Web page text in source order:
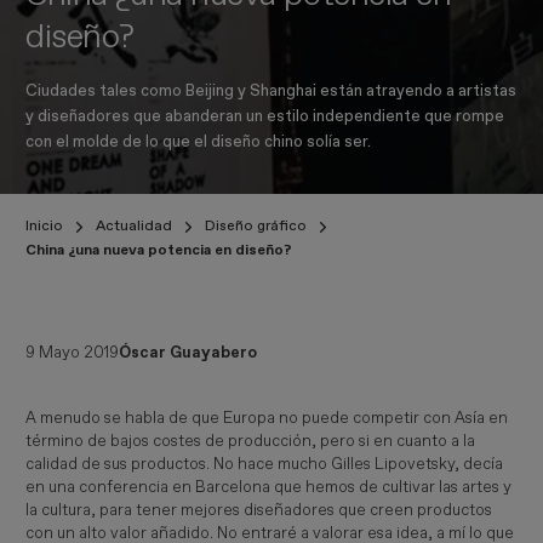
diseño?
Ciudades tales como Beijing y Shanghai están atrayendo a artistas
y diseñadores que abanderan un estilo independiente que rompe
con el molde de lo que el diseño chino solía ser.
Inicio Actualidad
Diseño gráfico
China ¿una nueva potencia en diseño?
9 Mayo 2019Óscar Guayabero
A menudo se habla de que Europa no puede competir con Asía en
término de bajos costes de producción, pero si en cuanto a la
calidad de sus productos. No hace mucho Gilles Lipovetsky, decía
en una conferencia en Barcelona que hemos de cultivar las artes y
la cultura, para tener mejores diseñadores que creen productos
con un alto valor añadido. No entraré a valorar esa idea, a mí lo que